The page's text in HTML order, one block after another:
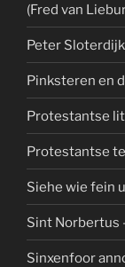
(Fred van
Peter
Pinksteren en
Protestantse
Protestantse
Siehe wie fein
Sint Norbertus
Sinxenfoor